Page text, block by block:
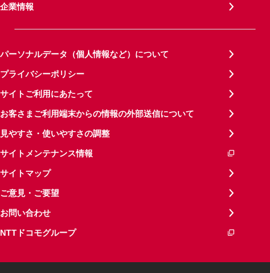
企業情報
パーソナルデータ（個人情報など）について
プライバシーポリシー
サイトご利用にあたって
お客さまご利用端末からの情報の外部送信について
見やすさ・使いやすさの調整
サイトメンテナンス情報
サイトマップ
ご意見・ご要望
お問い合わせ
NTTドコモグループ